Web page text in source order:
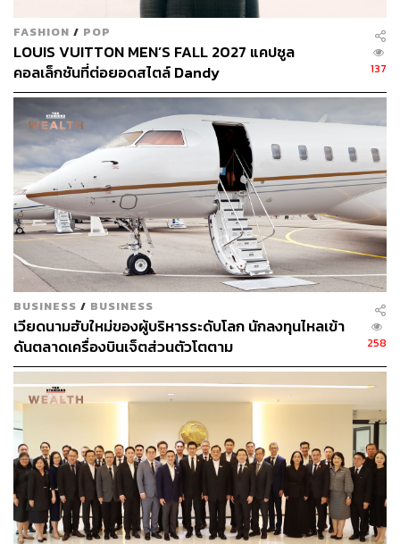
FASHION / POP
LOUIS VUITTON MEN’S FALL 2027 แคปซูล
คอลเล็กชันที่ต่อยอดสไตล์ Dandy
137
BUSINESS / BUSINESS
เวียดนามฮับใหม่ของผู้บริหารระดับโลก นักลงทุนไหลเข้า
ดันตลาดเครื่องบินเจ็ตส่วนตัวโตตาม
258